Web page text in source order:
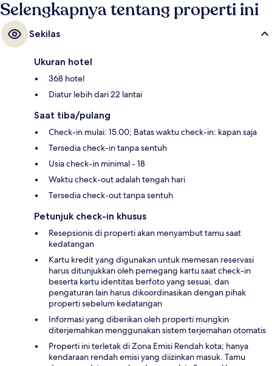
Selengkapnya tentang properti ini
Sekilas
Ukuran hotel
368 hotel
Diatur lebih dari 22 lantai
Saat tiba/pulang
Check-in mulai: 15.00; Batas waktu check-in: kapan saja
Tersedia check-in tanpa sentuh
Usia check-in minimal - 18
Waktu check-out adalah tengah hari
Tersedia check-out tanpa sentuh
Petunjuk check-in khusus
Resepsionis di properti akan menyambut tamu saat
kedatangan
Kartu kredit yang digunakan untuk memesan reservasi
harus ditunjukkan oleh pemegang kartu saat check-in
beserta kartu identitas berfoto yang sesuai, dan
pengaturan lain harus dikoordinasikan dengan pihak
properti sebelum kedatangan
Informasi yang diberikan oleh properti mungkin
diterjemahkan menggunakan sistem terjemahan otomatis
Properti ini terletak di Zona Emisi Rendah kota; hanya
kendaraan rendah emisi yang diizinkan masuk. Tamu